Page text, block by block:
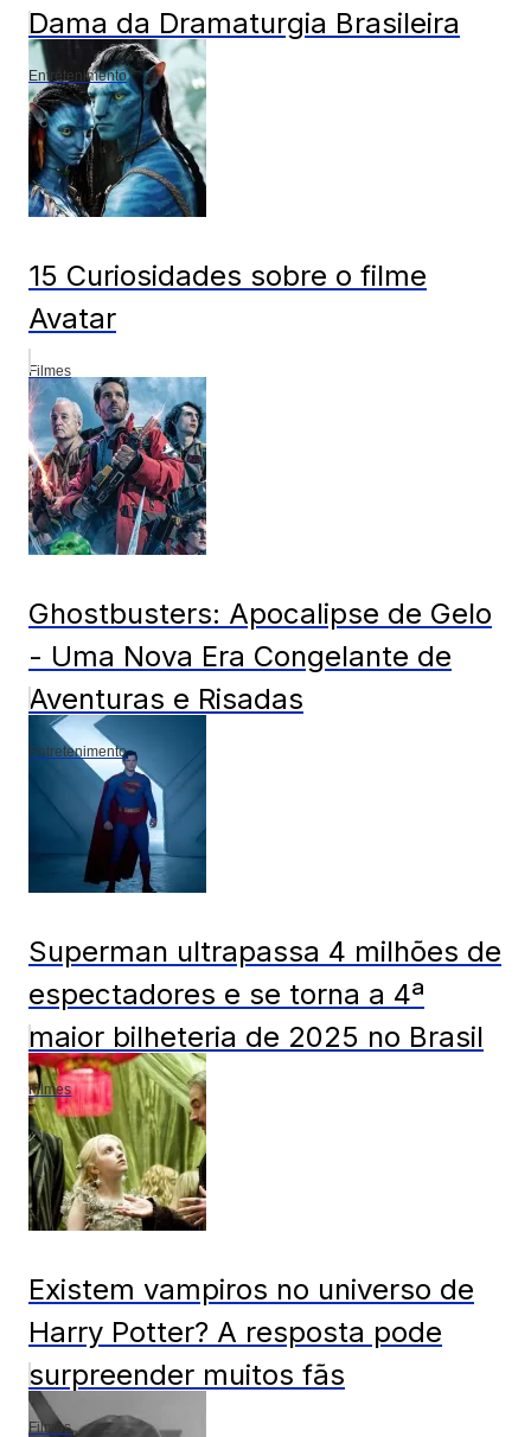
Dama da Dramaturgia Brasileira
Entretenimento
15 Curiosidades sobre o filme
Avatar
Filmes
Ghostbusters: Apocalipse de Gelo
- Uma Nova Era Congelante de
Aventuras e Risadas
Entretenimento
Superman ultrapassa 4 milhões de
espectadores e se torna a 4ª
maior bilheteria de 2025 no Brasil
Filmes
Existem vampiros no universo de
Harry Potter? A resposta pode
surpreender muitos fãs
Filmes